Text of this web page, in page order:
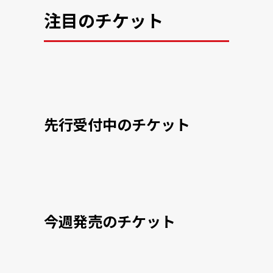
注目のチケット
先行受付中のチケット
今週発売のチケット